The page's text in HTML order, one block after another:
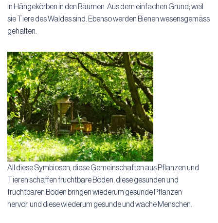
In Hängekörben in den Bäumen. Aus dem einfachen Grund; weil
sie Tiere des Waldes sind. Ebenso werden Bienen wesensgemäss
gehalten.
All diese Symbiosen, diese Gemeinschaften aus Pflanzen und
Tieren schaffen fruchtbare Böden, diese gesunden und
fruchtbaren Böden bringen wiederum gesunde Pflanzen
hervor, und diese wiederum gesunde und wache Menschen.